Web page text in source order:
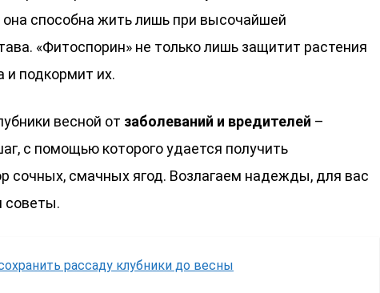
способна жить лишь при высочайшей
«Фитоспорин» не только лишь защитит растения
и подкормит их.
весной от заболеваний и вредителей –
с помощью которого удается получить
сочных, смачных ягод. Возлагаем надежды, для вас
советы.
рассаду клубники до весны